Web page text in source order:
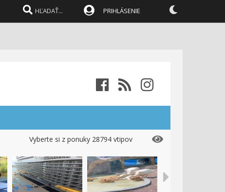
PRIHLÁSENIE
Vyberte si z ponuky 28794 vtipov